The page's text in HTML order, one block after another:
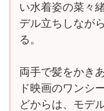
い水着姿の菜々
デル立ちしなが
る。
両手で髪をかき
ド映画のワンシ
どからは、モデ